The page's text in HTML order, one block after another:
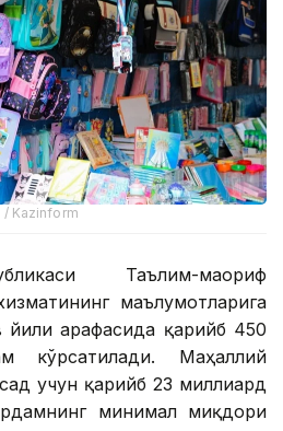
Kazinform
Таълим-маориф
маълумотларига
йили арафасида қарийб 450
кўрсатилади. Маҳаллий
учун қарийб 23 миллиард
минимал миқдори